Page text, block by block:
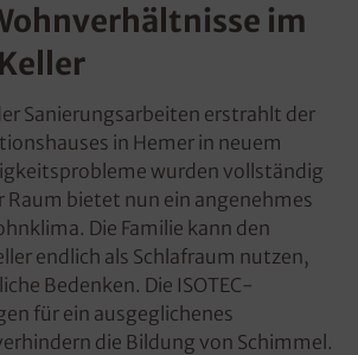
im
Sanierungsarbeiten erstrahlt der
in Hemer in neuem
wurden vollständig
Raum bietet nun ein angenehmes
Die Familie kann den
endlich als Schlafraum nutzen,
Bedenken. Die ISOTEC-
für ein ausgeglichenes
die Bildung von Schimmel.